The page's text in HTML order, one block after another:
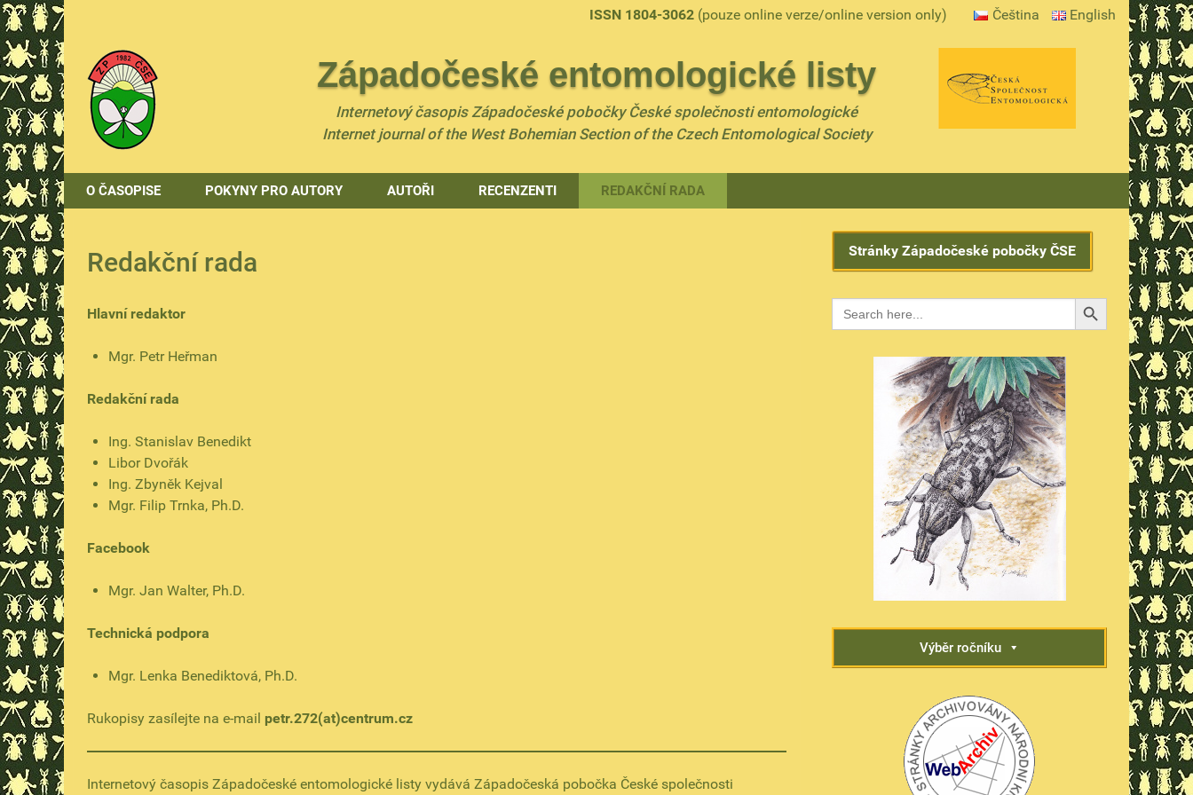
ISSN 1804-3062 (pouze online verze/online version only) Čeština English
Západočeské entomologické listy
Internetový časopis Západočeské pobočky České společnosti entomologické
Internet journal of the West Bohemian Section of the Czech Entomological Society
O ČASOPISE POKYNY PRO AUTORY AUTOŘI RECENZENTI REDAKČNÍ RADA
Redakční rada
Hlavní redaktor
Mgr. Petr Heřman
Redakční rada
Ing. Stanislav Benedikt
Libor Dvořák
Ing. Zbyněk Kejval
Mgr. Filip Trnka, Ph.D.
Facebook
Mgr. Jan Walter, Ph.D.
Technická podpora
Mgr. Lenka Benediktová, Ph.D.
Rukopisy zasílejte na e-mail petr.272(at)centrum.cz
Internetový časopis Západočeské entomologické listy vydává Západočeská pobočka České společnosti
Stránky Západočeské pobočky ČSE
Search
for:
Search Button
Výběr ročníku